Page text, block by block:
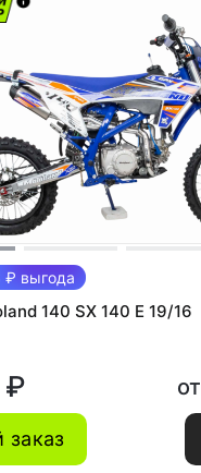
₽ выгода
140 SX 140 E 19/16
₽